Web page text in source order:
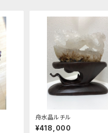
舟水晶ルチル
¥418,000